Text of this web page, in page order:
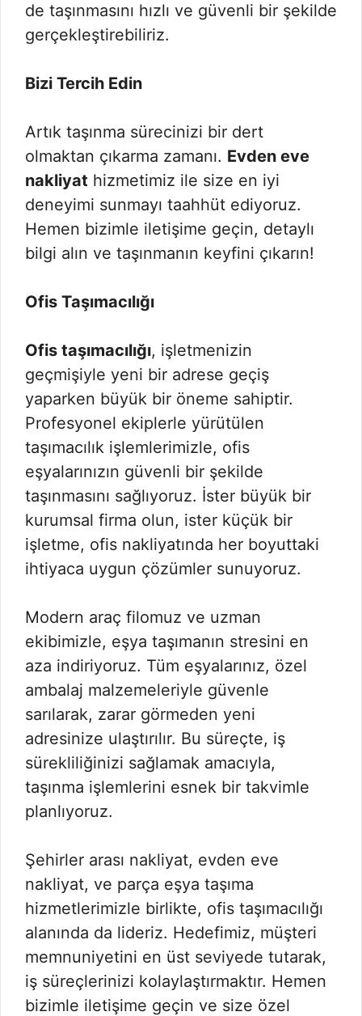
de taşınmasını hızlı ve güvenli bir şekilde
gerçekleştirebiliriz.
Bizi Tercih Edin
Artık taşınma sürecinizi bir dert
olmaktan çıkarma zamanı. Evden eve
nakliyat hizmetimiz ile size en iyi
deneyimi sunmayı taahhüt ediyoruz.
Hemen bizimle iletişime geçin, detaylı
bilgi alın ve taşınmanın keyfini çıkarın!
Ofis Taşımacılığı
Ofis taşımacılığı, işletmenizin
geçmişiyle yeni bir adrese geçiş
yaparken büyük bir öneme sahiptir.
Profesyonel ekiplerle yürütülen
taşımacılık işlemlerimizle, ofis
eşyalarınızın güvenli bir şekilde
taşınmasını sağlıyoruz. İster büyük bir
kurumsal firma olun, ister küçük bir
işletme, ofis nakliyatında her boyuttaki
ihtiyaca uygun çözümler sunuyoruz.
Modern araç filomuz ve uzman
ekibimizle, eşya taşımanın stresini en
aza indiriyoruz. Tüm eşyalarınız, özel
ambalaj malzemeleriyle güvenle
sarılarak, zarar görmeden yeni
adresinize ulaştırılır. Bu süreçte, iş
sürekliliğinizi sağlamak amacıyla,
taşınma işlemlerini esnek bir takvimle
planlıyoruz.
Şehirler arası nakliyat, evden eve
nakliyat, ve parça eşya taşıma
hizmetlerimizle birlikte, ofis taşımacılığı
alanında da lideriz. Hedefimiz, müşteri
memnuniyetini en üst seviyede tutarak,
iş süreçlerinizi kolaylaştırmaktır. Hemen
bizimle iletişime geçin ve size özel